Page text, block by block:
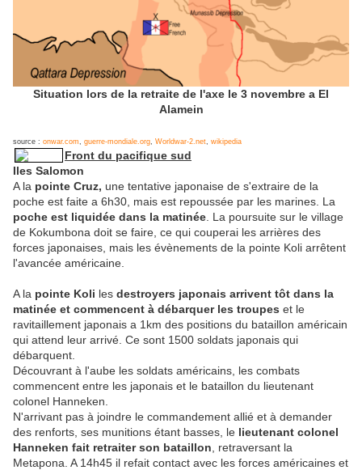
Situation lors de la retraite de l'axe le 3 novembre a El
Alamein
source : onwar.com guerre-mondiale.org Worldwar-2.net wikipedia
Front du pacifique sud
Iles Salomon
A la pointe Cruz, une tentative japonaise de s'extraire de la
poche est faite a 6h30, mais est repoussée par les marines. La
poche est liquidée dans la matinée . La poursuite sur le village
de Kokumbona doit se faire, ce qui couperai les arrières des
forces japonaises, mais les évènements de la pointe Koli arrêtent
l'avancée américaine.
A la pointe Koli les destroyers japonais arrivent tôt dans la
matinée et commencent à débarquer les troupes et le
ravitaillement japonais a 1km des positions du bataillon américain
qui attend leur arrivé. Ce sont 1500 soldats japonais qui
débarquent.
Découvrant à l'aube les soldats américains, les combats
commencent entre les japonais et le bataillon du lieutenant
colonel Hanneken.
N'arrivant pas à joindre le commandement allié et à demander
des renforts, ses munitions étant basses, le lieutenant colonel
Hanneken fait retraiter son bataillon , retraversant la
Metapona. A 14h45 il refait contact avec les forces américaines et